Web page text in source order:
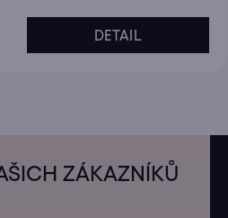
DETAIL
ZÁKAZNÍKŮ